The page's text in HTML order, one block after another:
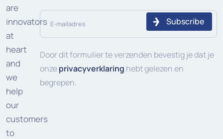
are
innovators
at
heart
and
we
help
our
customers
to
E-
mailadres
(Vereist)
Door dit formulier te verzenden bevestig je dat je
onzeprivacyverklaring hebt gelezen en
begrepen.